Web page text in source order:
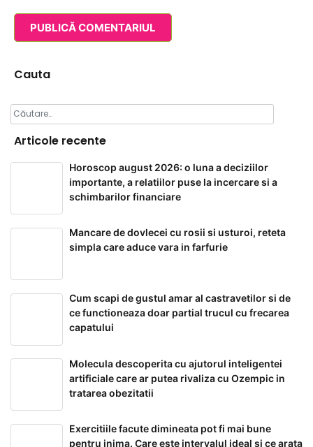
Cauta
Caută
după:
Articole recente
Horoscop august 2026: o luna a deciziilor
importante, a relatiilor puse la incercare si a
schimbarilor financiare
Mancare de dovlecei cu rosii si usturoi, reteta
simpla care aduce vara in farfurie
Cum scapi de gustul amar al castravetilor si de
ce functioneaza doar partial trucul cu frecarea
capatului
Molecula descoperita cu ajutorul inteligentei
artificiale care ar putea rivaliza cu Ozempic in
tratarea obezitatii
Exercitiile facute dimineata pot fi mai bune
pentru inima. Care este intervalul ideal si ce arata